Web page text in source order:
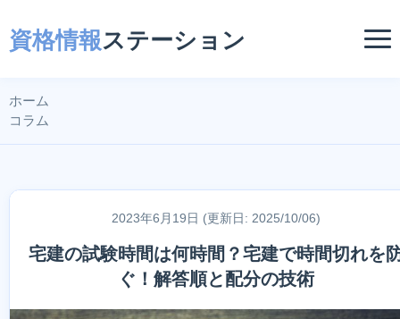
資格情報ステーション
ホーム
コラム
2023年6月19日 (更新日: 2025/10/06)
宅建の試験時間は何時間？宅建で時間切れを
ぐ！解答順と配分の技術